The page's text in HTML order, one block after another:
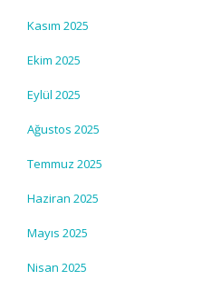
Kasım 2025
Ekim 2025
Eylül 2025
Ağustos 2025
Temmuz 2025
Haziran 2025
Mayıs 2025
Nisan 2025